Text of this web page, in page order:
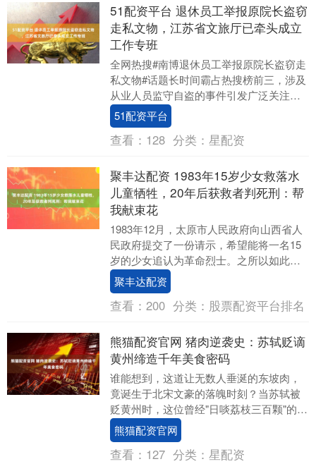
51配资平台 退休员工举报原院长盗窃
走私文物，江苏省文旅厅已牵头成立
工作专班
全网热搜#南博退休员工举报原院长盗窃走
私文物#话题长时间霸占热搜榜前三，涉及
从业人员监守自盗的事件引发广泛关注。
近日，南京博物院（南博）退休员工郭礼
典的一则实....
51配资平台
查看： 128 分类： 星配资
聚丰达配资 1983年15岁少女救落水
儿童牺牲，20年后获救者判死刑：帮
我献束花
1983年12月，太原市人民政府向山西省人
民政府提交了一份请示，希望能将一名15
岁的少女追认为革命烈士。之所以如此，
是因为这位15岁的少女，明明自己不会
水，却在....
聚丰达配资
查看： 200 分类： 股票配资平台排名
熊猫配资官网 猪肉逆袭史：苏轼贬谪
黄州缔造千年美食密码
谁能想到，这道让无数人垂涎的东坡肉，
竟诞生于北宋文豪的落魄时刻？当苏轼被
贬黄州时，这位曾经"日啖荔枝三百颗"的美
食家，突然发现自己的餐桌上只剩下了猪
肉。但更令人....
熊猫配资官网
查看： 127 分类： 星配资